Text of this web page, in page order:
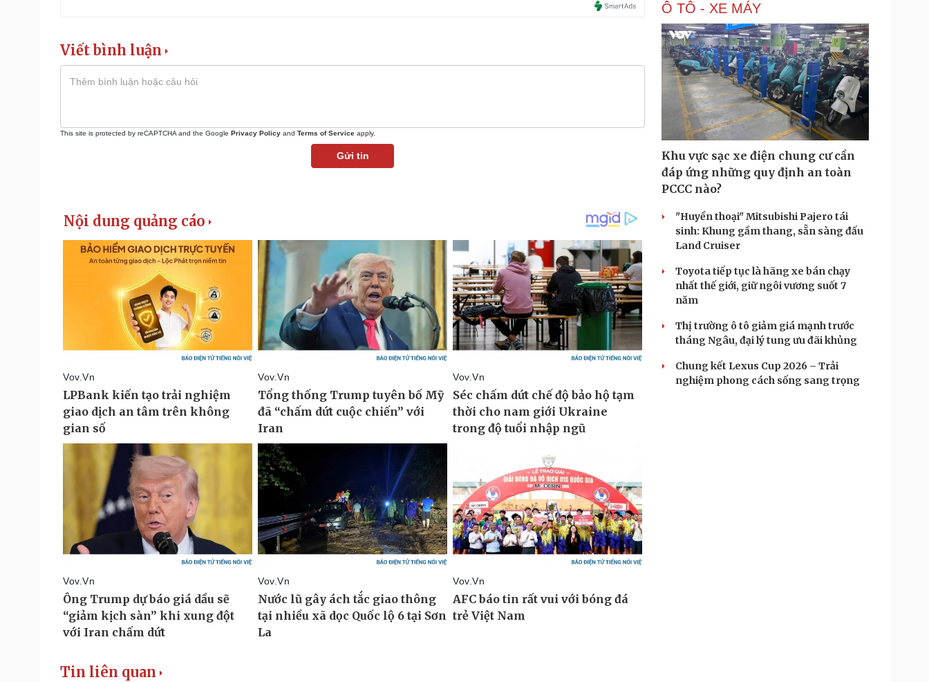
Viết bình luận
This site is protected by reCAPTCHA and the Google Privacy Policy and Terms of Service apply.
Gửi tin
Tin liên quan
Ô TÔ - XE MÁY
Khu vực sạc xe điện chung cư cần
đáp ứng những quy định an toàn
PCCC nào?
"Huyền thoại" Mitsubishi Pajero tái
sinh: Khung gầm thang, sẵn sàng đấu
Land Cruiser
Toyota tiếp tục là hãng xe bán chạy
nhất thế giới, giữ ngôi vương suốt 7
năm
Thị trường ô tô giảm giá mạnh trước
tháng Ngâu, đại lý tung ưu đãi khủng
Chung kết Lexus Cup 2026 – Trải
nghiệm phong cách sống sang trọng